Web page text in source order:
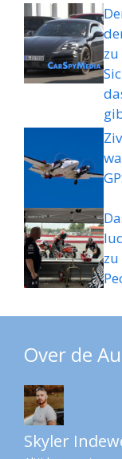
Over de
Skyler